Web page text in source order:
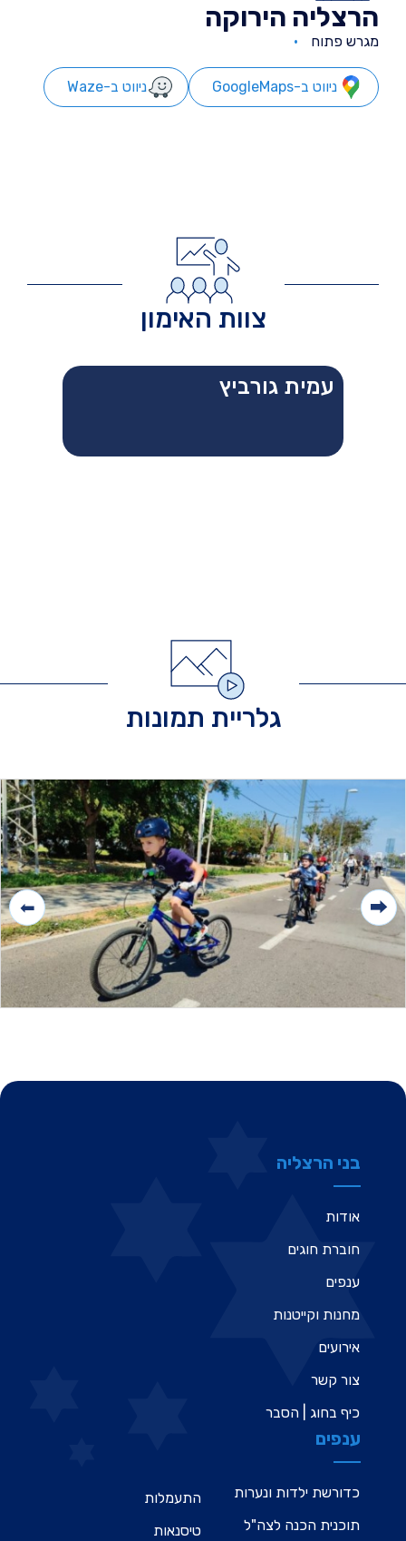
הרצליה הירוקה
מגרש פתוח
ניווט ב-GoogleMaps ניווט ב-Waze
צוות האימון
עמית גורביץ
גלריית תמונות
בני הרצליה
אודות
חוברת חוגים
ענפים
מחנות וקייטנות
אירועים
צור קשר
כיף בחוג | הסבר
ענפים
כדורשת ילדות ונערות
תוכנית הכנה לצה"ל
התעמלות
טיסנאות